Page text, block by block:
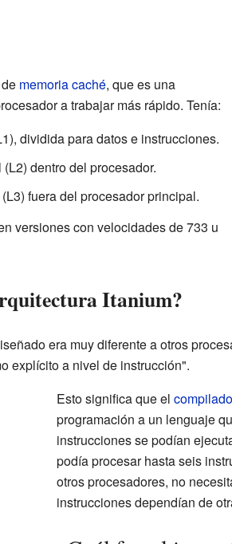
memoria caché, que es una
a trabajar más rápido. Tenía:
dividida para datos e instrucciones.
dentro del procesador.
fuera del procesador principal.
versiones con velocidades de 733 u
Itanium?
era muy diferente a otros
explícito a nivel de instrucción".
Esto significa que el
programación a un lenguaje
instrucciones se podían
podía procesar hasta seis
otros procesadores, no
instrucciones dependían de